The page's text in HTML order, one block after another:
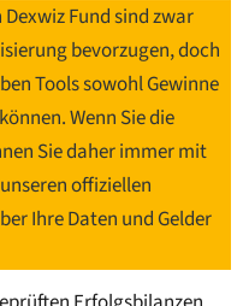
Fund sind zwar
bevorzugen, doch
Tools sowohl Gewinne
Wenn Sie die
Sie daher immer mit
offiziellen
Ihre Daten und Gelder